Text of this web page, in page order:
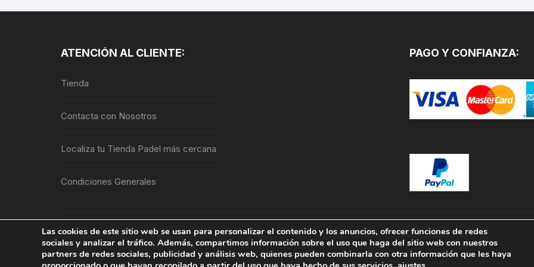
se
elegir
en
la
página
ATENCIÓN AL CLIENTE:
Tienda
Contacta con Nosotros
Localiza tu Tienda Padel más cercana
Condiciones Generales
PAGO Y CONFIANZA:
Copyright © 2026, PINTURAS JAFEP | PADELPINTURAS.COM. Todos los
derechos reservados.
Las cookies de este sitio web se usan para personalizar el contenido y los anuncios, ofrecer funciones de redes
sociales y analizar el tráfico. Además, compartimos información sobre el uso que haga del sitio web con nuestros
partners de redes sociales, publicidad y análisis web, quienes pueden combinarla con otra información que les haya